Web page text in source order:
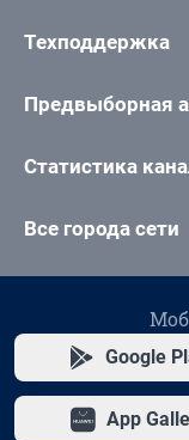
Техподдержка
Предвыборная
Статистика
Все города сети
Google
App